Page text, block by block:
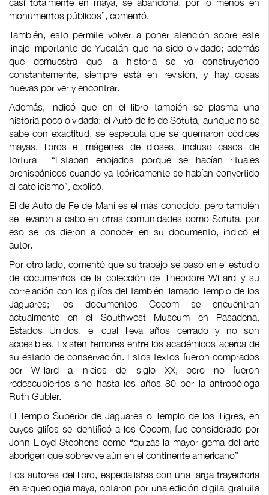
casi totalmente en maya, se abandona, por lo menos en
monumentos públicos”, comentó.
También, esto permite volver a poner atención sobre este
linaje importante de Yucatán que ha sido olvidado; además
que demuestra que la historia se va construyendo
constantemente, siempre está en revisión, y hay cosas
nuevas por ver y encontrar.
Además, indicó que en el libro también se plasma una
historia poco olvidada: el Auto de fe de Sotuta, aunque no se
sabe con exactitud, se especula que se quemaron códices
mayas, libros e imágenes de dioses, incluso casos de
tortura “Estaban enojados porque se hacían rituales
prehispánicos cuando ya teóricamente se habían convertido
al catolicismo”, explicó.
El de Auto de Fe de Maní es el más conocido, pero también
se llevaron a cabo en otras comunidades como Sotuta, por
eso se los dieron a conocer en su documento, indicó el
autor.
Por otro lado, comentó que su trabajo se basó en el estudio
de documentos de la colección de Theodore Willard y su
correlación con los glifos del también llamado Templo de los
Jaguares; los documentos Cocom se encuentran
actualmente en el Southwest Museum en Pasadena,
Estados Unidos, el cual lleva años cerrado y no son
accesibles. Existen temores entre los académicos acerca de
su estado de conservación. Estos textos fueron comprados
por Willard a inicios del siglo XX, pero no fueron
redescubiertos sino hasta los años 80 por la antropóloga
Ruth Gubler.
El Templo Superior de Jaguares o Templo de los Tigres, en
cuyos glifos se identificó a los Cocom, fue considerado por
John Lloyd Stephens como “quizás la mayor gema del arte
aborigen que sobrevive aún en el continente americano”
Los autores del libro, especialistas con una larga trayectoria
en arqueología maya, optaron por una edición digital gratuita